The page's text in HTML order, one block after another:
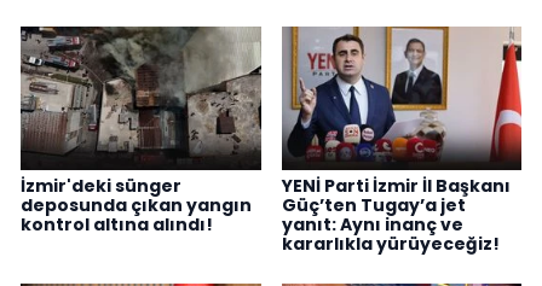
İzmir'deki sünger
deposunda çıkan yangın
kontrol altına alındı!
YENİ Parti İzmir İl Başkanı
Güç’ten Tugay’a jet
yanıt: Aynı inanç ve
kararlıkla yürüyeceğiz!